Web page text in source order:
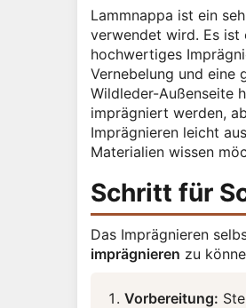
Lammnappa ist ein
verwendet wird. Es ist
hochwertiges
Vernebelung und eine
Wildleder-Außenseite
imprägniert werden,
Imprägnieren leicht
Materialien wissen
Schritt für
Das Imprägnieren
imprägnieren zu
Vorbereitung: